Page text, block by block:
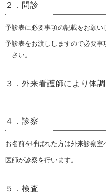
２．問診
予診表に必要事項の記載をお願い
予診表をお渡ししますので必要
さい。
３．外来看護師により体
４．診察
お名前を呼ばれた方は外来診察室
医師が診察を行います。
５．検査